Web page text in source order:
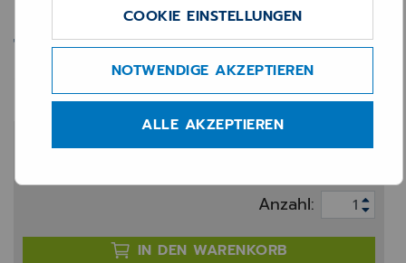
Trommel Brother DR2100
88,60 €
Anzahl:
IN DEN WARENKORB
COOKIE EINSTELLUNGEN
NOTWENDIGE AKZEPTIEREN
ALLE AKZEPTIEREN